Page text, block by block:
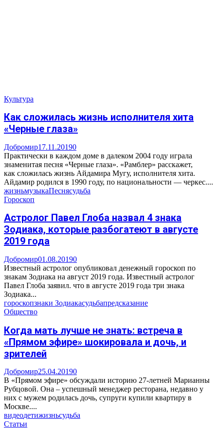
Культура
Как сложилась жизнь исполнителя хита
«Черные глаза»
Добромир17.11.20190
Практически в каждом доме в далеком 2004 году играла
знаменитая песня «Черные глаза». «Рамблер» расскажет,
как сложилась жизнь Айдамира Мугу, исполнителя хита.
Айдамир родился в 1990 году, по национальности — черкес....
жизньмузыкаПеснясудьба
Гороскоп
Астролог Павел Глоба назвал 4 знака
Зодиака, которые разбогатеют в августе
2019 года
Добромир01.08.20190
Известный астролог опубликовал денежный гороскоп по
знакам Зодиака на август 2019 года. Известный астролог
Павел Глоба заявил. что в августе 2019 года три знака
Зодиака...
гороскопзнаки Зодиакасудьбапредсказание
Общество
Когда мать лучше не знать: встреча в
«Прямом эфире» шокировала и дочь, и
зрителей
Добромир25.04.20190
В «Прямом эфире» обсуждали историю 27-летней Марианны
Рубцовой. Она – успешный менеджер ресторана, недавно у
них с мужем родилась дочь, супруги купили квартиру в
Москве....
видеодетижизньсудьба
Статьи